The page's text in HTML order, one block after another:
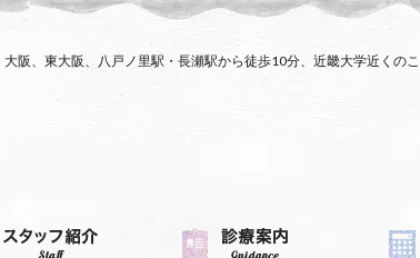
大阪、東大阪、八戸ノ里駅・長瀬駅から徒歩10分、近畿大学近くの